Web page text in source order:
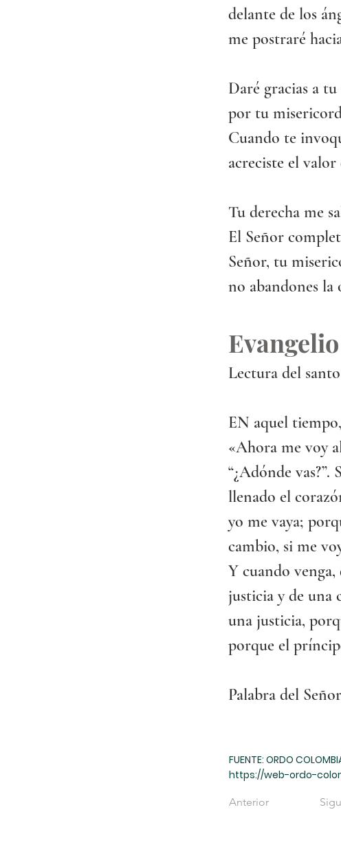
delante de los
me postraré
Daré gracias a
por tu
Cuando te
acreciste el
Tu derecha me
El Señor
Señor, tu
no abandones la
Evangelio
Lectura del santo
EN aquel
«Ahora me voy
“¿Adónde
llenado el
yo me vaya;
cambio, si me
Y cuando
justicia y de una
una justicia,
porque el
Palabra del Señor
FUENTE: ORDO
https://web-ordo-
Anterior